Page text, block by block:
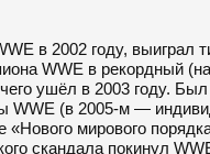
в 2002 году, выиграл
WWE в рекордный
ушёл в 2003 году.
WWE (в 2005-м —
«Нового мирового
скандала покинул